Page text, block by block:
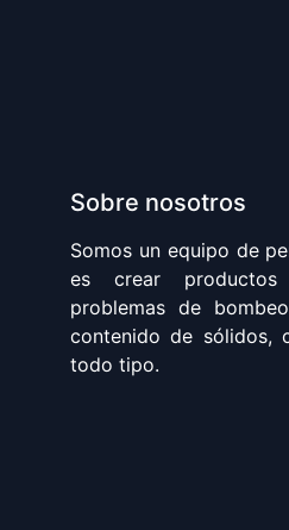
Sobre nosotros
Somos un equipo de
es crear productos
problemas de
contenido de sólidos,
todo tipo.